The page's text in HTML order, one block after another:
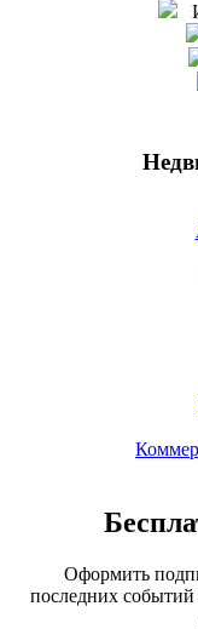
Оформить
последних